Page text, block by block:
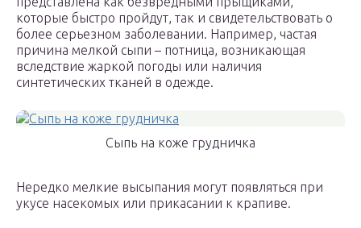
которые быстро пройдут, так и свидетельствовать о
более серьезном заболевании. Например, частая
причина мелкой сыпи – потница, возникающая
вследствие жаркой погоды или наличия
синтетических тканей в одежде.
Сыпь на коже грудничка
Нередко мелкие высыпания могут появляться при
укусе насекомых или прикасании к крапиве.